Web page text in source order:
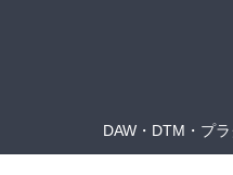
DAW・DTM・プ